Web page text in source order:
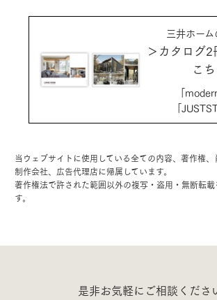
三井ホー
＞カタログ
こ
「
「
当ウェブサイトに使用している全ての内容、著作権
制作会社、広告代理店に帰属しています。
著作権法で許された範囲以外の複写・盗用・無断転
す。
是非お気軽にご相談くださ